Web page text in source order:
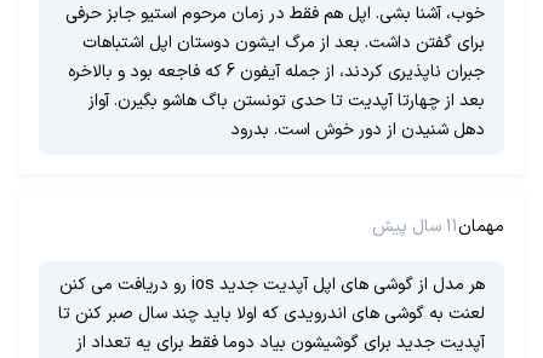
خوب، آشنا بشی. اپل هم فقط در زمان مرحوم استیو جابز حرفی
برای گفتن داشت. بعد از مرگ ایشون دوستان اپل اشتباهات
جبران ناپذیری کردند، از جمله آیفون 6 که فاجعه بود و بالاخره
بعد از چهارتا آپدیت تا حدی تونستن باگ هاشو بگیرن. آواز
دهل شنیدن از دور خوش است. بدرود
مهمان11 سال پیش
هر مدل از گوشی های اپل آپدیت جدید ios رو دریافت می کنن
لعنت به گوشی های اندرویدی که اولا باید چند سال صبر کنن تا
آپدیت جدید برای گوشیشون بیاد دوما فقط برای یه تعداد از